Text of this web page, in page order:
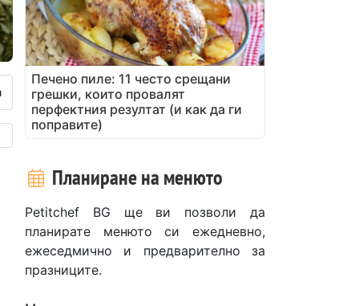
Печено пиле: 11 често срещани
грешки, които провалят
перфектния резултат (и как да ги
поправите)
Планиране на менюто
Petitchef BG ще ви позволи да
планирате менюто си ежедневно,
ежеседмично и предварително за
празниците.